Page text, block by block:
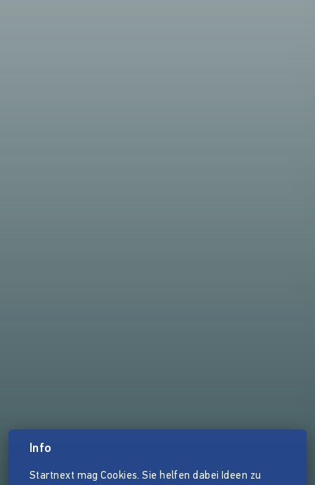
Info
Startnext mag Cookies. Sie helfen dabei Ideen zu